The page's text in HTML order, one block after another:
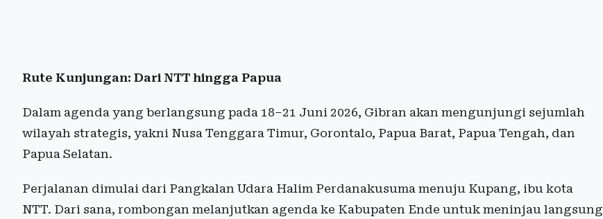
Rute Kunjungan: Dari NTT hingga Papua
Dalam agenda yang berlangsung pada 18–21 Juni 2026, Gibran akan mengunjungi sejumlah
wilayah strategis, yakni Nusa Tenggara Timur, Gorontalo, Papua Barat, Papua Tengah, dan
Papua Selatan.
Perjalanan dimulai dari Pangkalan Udara Halim Perdanakusuma menuju Kupang, ibu kota
NTT. Dari sana, rombongan melanjutkan agenda ke Kabupaten Ende untuk meninjau langsung